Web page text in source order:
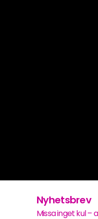
Nyhetsbrev
Missa inget kul –